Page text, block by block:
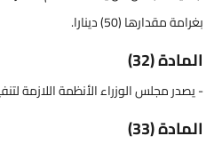
بغرامة مقدارها (50) دينارا.
المادة (32)
- يصدر مجلس الوزراء الأنظمة اللازمة
المادة (33)